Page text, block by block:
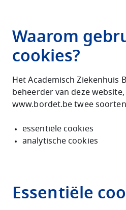
Waarom
cookies?
Het Academisch Ziekenhuis
beheerder van deze
www.bordet.be twee
essentiële cookies
analytische cookies
Essentiële